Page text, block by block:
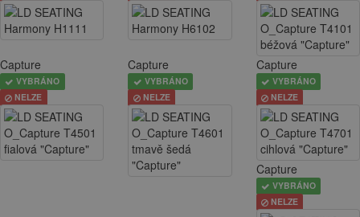
Capture
VYBRÁNO
NELZE
Capture
VYBRÁNO
NELZE
Capture
VYBRÁNO
NELZE
Capture
VYBRÁNO
NELZE